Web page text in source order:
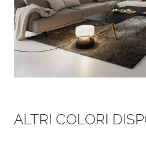
ALTRI COLORI